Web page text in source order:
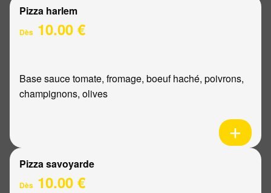
Pizza harlem
Dès 10.00 €
Base sauce tomate, fromage, boeuf haché, poivrons,
champignons, olives
Pizza savoyarde
Dès 10.00 €